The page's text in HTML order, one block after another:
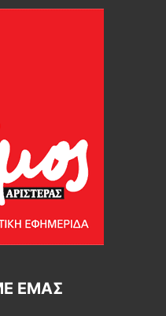
ΕΜΆΣ